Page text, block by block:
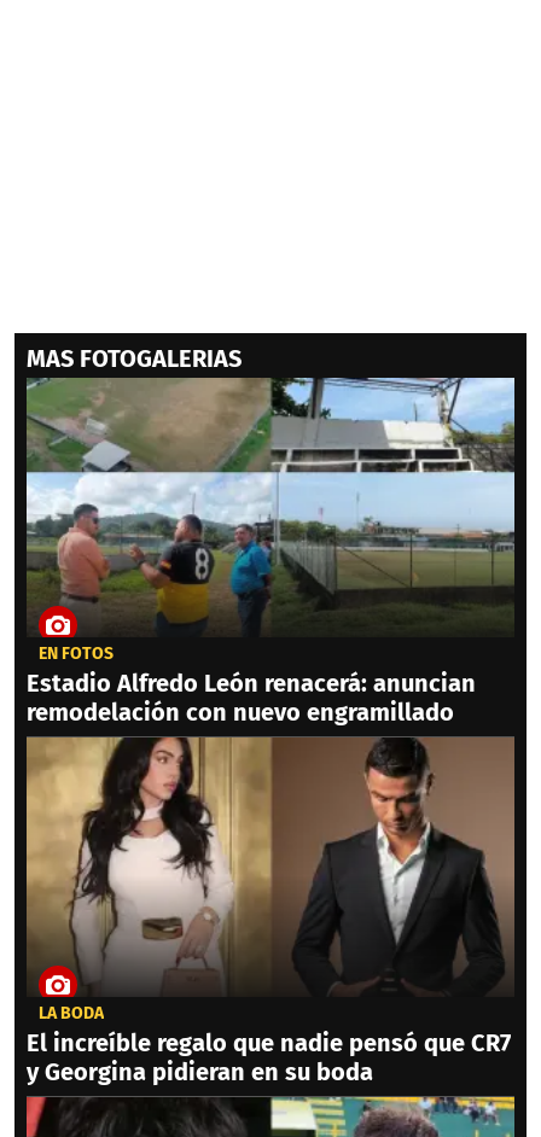
MAS FOTOGALERIAS
EN FOTOS
Estadio Alfredo León renacerá: anuncian
remodelación con nuevo engramillado
LA BODA
El increíble regalo que nadie pensó que CR7
y Georgina pidieran en su boda